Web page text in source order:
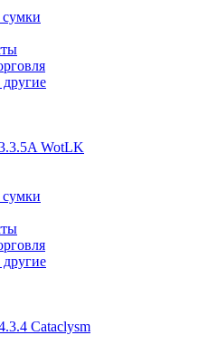
WotLK
Cataclysm